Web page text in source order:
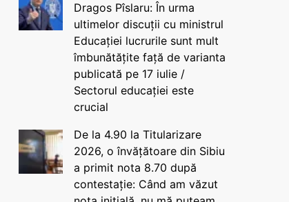
Dragos Pîslaru: În urma
ultimelor discuții cu ministrul
Educației lucrurile sunt mult
îmbunătățite față de varianta
publicată pe 17 iulie /
Sectorul educației este
crucial
De la 4.90 la Titularizare
2026, o învățătoare din Sibiu
a primit nota 8.70 după
contestație: Când am văzut